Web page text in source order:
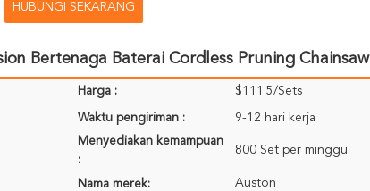
HUBUNGI SEKARANG
Bertenaga Baterai Cordless Pruning Chainsaw
Harga : $111.5/Sets
Waktu pengiriman :
9-12 hari kerja
Menyediakan kemampuan
:
800 Set per minggu
Nama merek: Auston